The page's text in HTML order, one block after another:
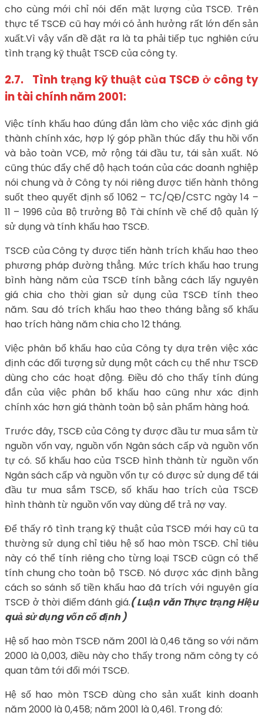
cho cùng mới chỉ nói đến mặt lượng của TSCĐ. Trên
thực tế TSCĐ cũ hay mới có ảnh hưởng rất lớn đến sản
xuất.Vì vậy vấn đề đặt ra là ta phải tiếp tục nghiên cứu
tình trạng kỹ thuật TSCĐ của công ty.
2.7. Tình trạng kỹ thuật của TSCĐ ở công ty
in tài chính năm 2001:
Việc tính khấu hao đúng đắn làm cho việc xác định giá
thành chính xác, hợp lý góp phần thúc đẩy thu hồi vốn
và bảo toàn VCĐ, mở rộng tái đầu tư, tái sản xuất. Nó
cũng thúc đẩy chế độ hạch toán của các doanh nghiệp
nói chung và ở Công ty nói riêng được tiến hành thông
suốt theo quyết định số 1062 – TC/QĐ/CSTC ngày 14 –
11 – 1996 của Bộ trưởng Bộ Tài chính về chế độ quản lý
sử dụng và tính khấu hao TSCĐ.
TSCĐ của Công ty được tiến hành trích khấu hao theo
phương pháp đường thẳng. Mức trích khấu hao trung
bình hàng năm của TSCĐ tính bằng cách lấy nguyên
giá chia cho thời gian sử dụng của TSCĐ tính theo
năm. Sau đó trích khấu hao theo tháng bằng số khấu
hao trích hàng năm chia cho 12 tháng.
Việc phân bổ khấu hao của Công ty dựa trên việc xác
định các đối tượng sử dụng một cách cụ thể như TSCĐ
dùng cho các hoạt động. Điều đó cho thấy tính đúng
đắn của việc phân bổ khấu hao cũng như xác định
chính xác hơn giá thành toàn bộ sản phẩm hàng hoá.
Trước đây, TSCĐ của Công ty được đầu tư mua sắm từ
nguồn vốn vay, nguồn vốn Ngân sách cấp và nguồn vốn
tự có. Số khấu hao của TSCĐ hình thành từ nguồn vốn
Ngân sách cấp và nguồn vốn tự có được sử dụng để tái
đầu tư mua sắm TSCĐ, số khấu hao trích của TSCĐ
hình thành từ nguồn vốn vay dùng để trả nợ vay.
Để thấy rõ tình trạng kỹ thuật của TSCĐ mới hay cũ ta
thường sử dụng chỉ tiêu hệ số hao mòn TSCĐ. Chỉ tiêu
này có thể tính riêng cho từng loại TSCĐ cũgn có thể
tính chung cho toàn bộ TSCĐ. Nó được xác định bằng
cách so sánh số tiền khấu hao đã trích với nguyên gía
TSCĐ ở thời điểm đánh giá.( Luận văn Thực trạng Hiệu
quả sử dụng vốn cố định )
Hệ số hao mòn TSCĐ năm 2001 là 0,46 tăng so với năm
2000 là 0,003, điều này cho thấy trong năm công ty có
quan tâm tới đổi mới TSCĐ.
Hệ số hao mòn TSCĐ dùng cho sản xuất kinh doanh
năm 2000 là 0,458; năm 2001 là 0,461. Trong đó: